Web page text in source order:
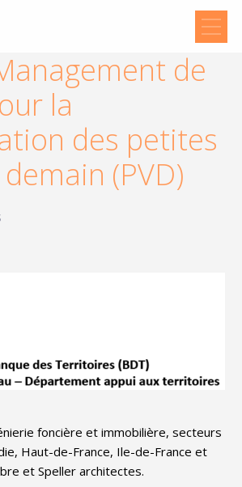
de
la
des petites
(PVD)
foncière et immobilière, secteurs
Haut-de-France, Ile-de-France et
et Speller architectes.